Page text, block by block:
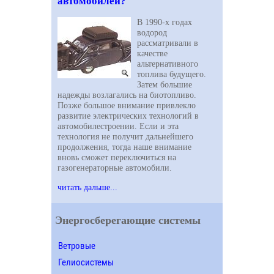
В 1990-х годах
водород
рассматривали в
качестве
альтернативного
топлива будущего.
Затем большие
надежды возлагались на биотопливо.
Позже большое внимание привлекло
развитие электрических технологий в
автомобилестроении. Если и эта
технология не получит дальнейшего
продолжения, тогда наше внимание
вновь сможет переключиться на
газогенераторные автомобили.
читать дальше...
Энергосберегающие системы
Ветровые
Гелиосистемы